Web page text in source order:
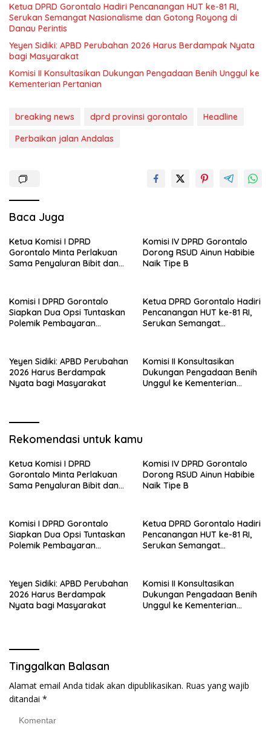
Ketua DPRD Gorontalo Hadiri Pencanangan HUT ke-81 RI,
Serukan Semangat Nasionalisme dan Gotong Royong di
Danau Perintis
Yeyen Sidiki: APBD Perubahan 2026 Harus Berdampak Nyata
bagi Masyarakat
Komisi II Konsultasikan Dukungan Pengadaan Benih Unggul ke
Kementerian Pertanian
breaking news dprd provinsi gorontalo
Headline
Perbaikan jalan Andalas
Baca Juga
Ketua Komisi I DPRD
Gorontalo Minta Perlakuan
Sama Penyaluran Bibit dan
Komisi IV DPRD Gorontalo
Dorong RSUD Ainun Habibie
Naik Tipe B
Komisi I DPRD Gorontalo
Siapkan Dua Opsi Tuntaskan
Polemik Pembayaran
Ketua DPRD Gorontalo Hadiri
Pencanangan HUT ke-81 RI,
Serukan Semangat
Yeyen Sidiki: APBD Perubahan
2026 Harus Berdampak
Nyata bagi Masyarakat
Komisi II Konsultasikan
Dukungan Pengadaan Benih
Unggul ke Kementerian
Rekomendasi untuk kamu
Ketua Komisi I DPRD
Gorontalo Minta Perlakuan
Sama Penyaluran Bibit dan
Komisi IV DPRD Gorontalo
Dorong RSUD Ainun Habibie
Naik Tipe B
Komisi I DPRD Gorontalo
Siapkan Dua Opsi Tuntaskan
Polemik Pembayaran
Ketua DPRD Gorontalo Hadiri
Pencanangan HUT ke-81 RI,
Serukan Semangat
Yeyen Sidiki: APBD Perubahan
2026 Harus Berdampak
Nyata bagi Masyarakat
Komisi II Konsultasikan
Dukungan Pengadaan Benih
Unggul ke Kementerian
Tinggalkan Balasan
Alamat email Anda tidak akan dipublikasikan. Ruas yang wajib
ditandai *